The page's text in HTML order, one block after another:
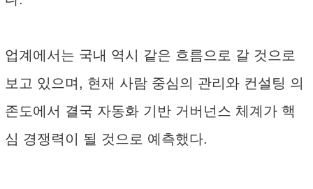
업계에서는 국내 역시 같은 흐름으로 갈 것으로
보고 있으며, 현재 사람 중심의 관리와 컨설팅 의
존도에서 결국 자동화 기반 거버넌스 체계가 핵
심 경쟁력이 될 것으로 예측했다.